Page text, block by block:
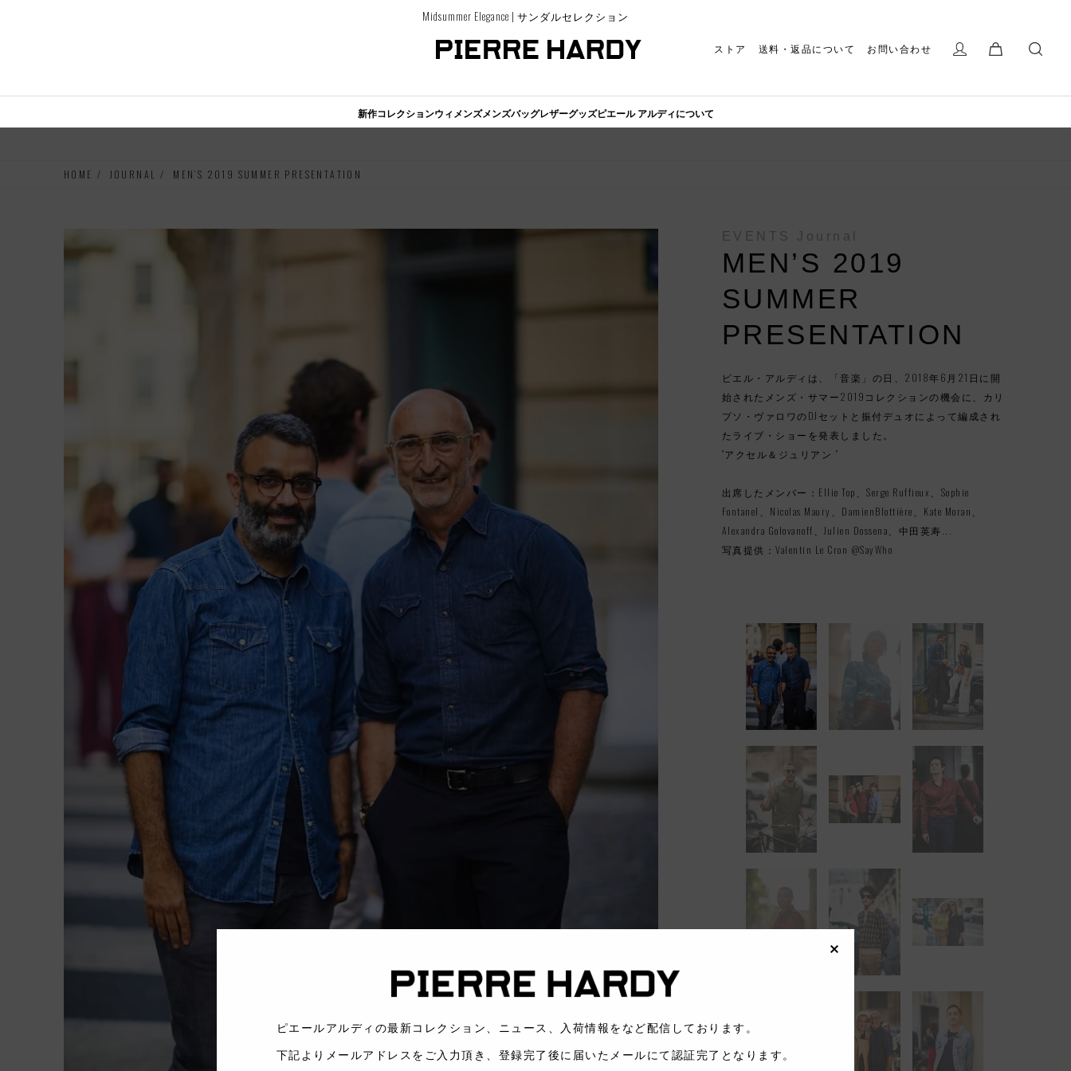
Midsummer Elegance | サンダルセレクション
ストア 送料・返品について お問い合わせ
新作コレクションウィメンズメンズバッグレザーグッズピエール アルディについて
HOME JOURNAL MEN’S 2019 SUMMER PRESENTATION
EVENTS Journal
MEN’S 2019
SUMMER
PRESENTATION
ピエル・アルディは、「音楽」の日、2018年6月21日に開
始されたメンズ・サマー2019コレクションの機会に、カリ
プソ・ヴァロワのDJセットと振付デュオによって編成され
たライブ・ショーを発表しました。
“アクセル＆ジュリアン "
出席したメンバー：Ellie Top、Serge Ruffieux、Sophie
Fontanel、Nicolas Maury、DamienBlottière、Kate Moran、
Alexandra Golovanoff、Julien Dossena、中田英寿...
写真提供：Valentin Le Cron @SayWho
ピエールアルディの最新コレクション、ニュース、入荷情報をなど配信しております。
下記よりメールアドレスをご入力頂き、登録完了後に届いたメールにて認証完了となります。